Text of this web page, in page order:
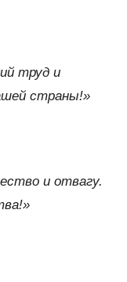
труд и
страны!»
и отвагу.